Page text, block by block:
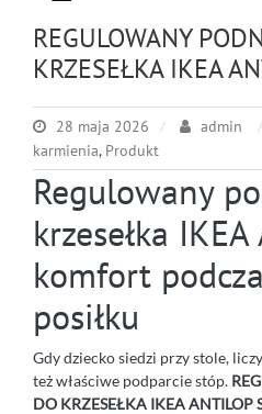
REGULOWANY
KRZESEŁKA IKEA
28 maja 2026 admin
karmienia, Produkt
Regulowany
krzesełka
komfort
posiłku
Gdy dziecko siedzi przy stole,
też właściwe podparcie stóp.
DO KRZESEŁKA IKEA ANTILOP